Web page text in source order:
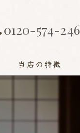
0120-574-246
当店の特徴